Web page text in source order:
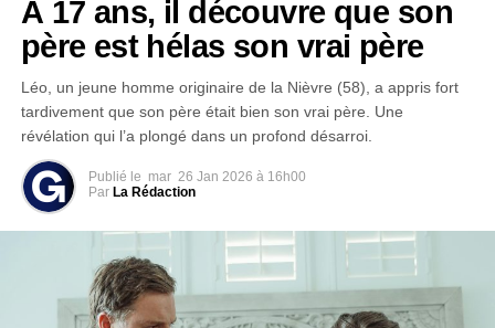
À 17 ans, il découvre que son
père est hélas son vrai père
Léo, un jeune homme originaire de la Nièvre (58), a appris fort
tardivement que son père était bien son vrai père. Une
révélation qui l’a plongé dans un profond désarroi.
Publié le mar 26 Jan 2026 à 16h00
Par La Rédaction